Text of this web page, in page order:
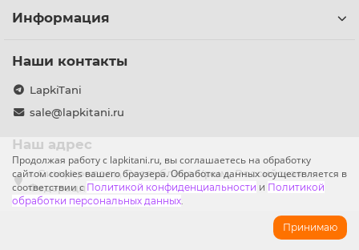
Продолжая работу с lapkitani.ru, вы соглашаетесь на обработку
сайтом cookies вашего браузера. Обработка данных осуществляется в
соответствии с Политикой конфиденциальности и Политикой
обработки персональных данных.
Принимаю
Информация
Наши контакты
LapkiTani
sale@lapkitani.ru
Наш адрес
г. Симферополь, Республика Крым, Российская
Федерация